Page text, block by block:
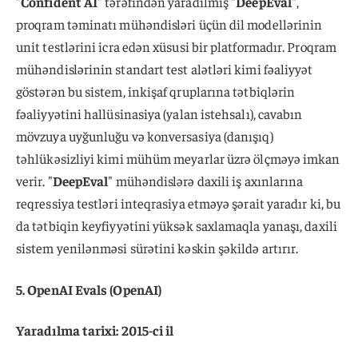
proqram təminatı mühəndisləri üçün dil modellərinin
unit testlərini icra edən xüsusi bir platformadır. Proqram
mühəndislərinin standart test alətləri kimi fəaliyyət
göstərən bu sistem, inkişaf qruplarına tətbiqlərin
fəaliyyətini hallüsinasiya (yalan istehsalı), cavabın
mövzuya uyğunluğu və konversasiya (danışıq)
təhlükəsizliyi kimi mühüm meyarlar üzrə ölçməyə imkan
verir. "DeepEval" mühəndislərə daxili iş axınlarına
reqressiya testləri inteqrasiya etməyə şərait yaradır ki, bu
da tətbiqin keyfiyyətini yüksək saxlamaqla yanaşı, daxili
sistem yenilənməsi sürətini kəskin şəkildə artırır.
5. OpenAI Evals (OpenAI)
Yaradılma tarixi: 2015-ci il